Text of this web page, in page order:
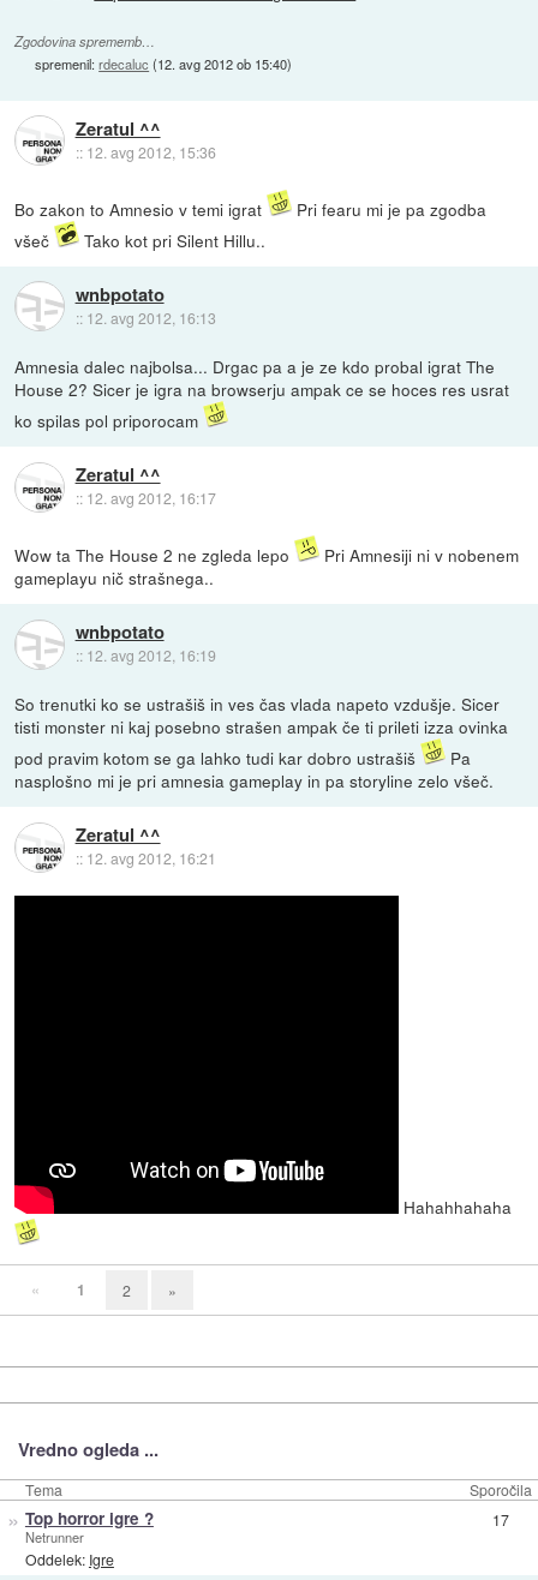
Zgodovina sprememb…
spremenil:rdecaluc (12. avg 2012 ob 15:40)
Zeratul ^^
:: 12. avg 2012, 15:36
Bo zakon to Amnesio v temi igrat
Pri fearu mi je pa zgodba
všeč
Tako kot pri Silent Hillu..
wnbpotato
:: 12. avg 2012, 16:13
Amnesia dalec najbolsa... Drgac pa a je ze kdo probal igrat The
House 2? Sicer je igra na browserju ampak ce se hoces res usrat
ko spilas pol priporocam
Zeratul ^^
:: 12. avg 2012, 16:17
Wow ta The House 2 ne zgleda lepo
Pri Amnesiji ni v nobenem
gameplayu nič strašnega..
wnbpotato
:: 12. avg 2012, 16:19
So trenutki ko se ustrašiš in ves čas vlada napeto vzdušje. Sicer
tisti monster ni kaj posebno strašen ampak če ti prileti izza ovinka
pod pravim kotom se ga lahko tudi kar dobro ustrašiš
Pa
nasplošno mi je pri amnesia gameplay in pa storyline zelo všeč.
Zeratul ^^
:: 12. avg 2012, 16:21
Hahahhahaha
« 1 2 »
Vredno ogleda ...
Tema Sporočila
» Top horror igre ?
Netrunner
Oddelek: Igre
17